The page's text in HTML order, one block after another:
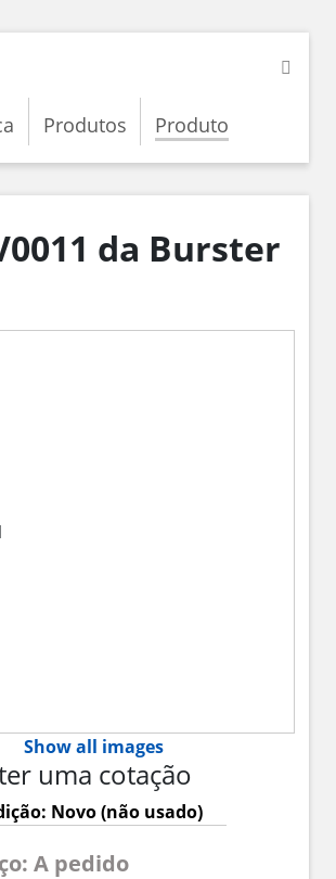
Produtos Produto
da Burster
Show all images
uma cotação
Novo (não usado)
A pedido